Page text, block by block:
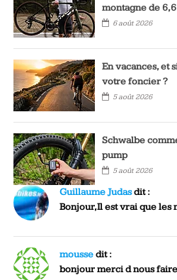
montagne de
6 août 2026
En vacances, et
votre foncier ?
5 août 2026
Schwalbe
pump
5 août 2026
Guillaume Judasdit :
Bonjour,Il est vrai que les
moussedit :
bonjour merci d nous